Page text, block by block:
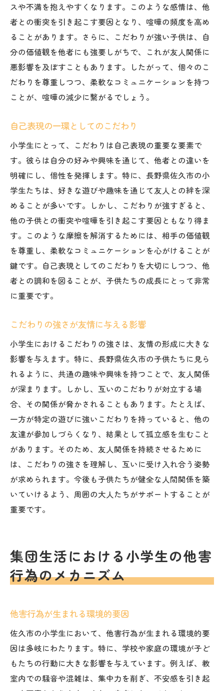
スや不満を抱えやすくなります。このような感情は、他
者との衝突を引き起こす要因となり、喧嘩の頻度を高め
ることがあります。さらに、こだわりが強い子供は、自
分の価値観を他者にも強要しがちで、これが友人関係に
悪影響を及ぼすこともあります。したがって、個々のこ
だわりを尊重しつつ、柔軟なコミュニケーションを持つ
ことが、喧嘩の減少に繋がるでしょう。
自己表現の一環としてのこだわり
小学生にとって、こだわりは自己表現の重要な要素で
す。彼らは自分の好みや興味を通じて、他者との違いを
明確にし、個性を発揮します。特に、長野県佐久市の小
学生たちは、好きな遊びや趣味を通じて友人との絆を深
めることが多いです。しかし、こだわりが強すぎると、
他の子供との衝突や喧嘩を引き起こす要因ともなり得ま
す。このような摩擦を解消するためには、相手の価値観
を尊重し、柔軟なコミュニケーションを心がけることが
鍵です。自己表現としてのこだわりを大切にしつつ、他
者との調和を図ることが、子供たちの成長にとって非常
に重要です。
こだわりの強さが友情に与える影響
小学生におけるこだわりの強さは、友情の形成に大きな
影響を与えます。特に、長野県佐久市の子供たちに見ら
れるように、共通の趣味や興味を持つことで、友人関係
が深まります。しかし、互いのこだわりが対立する場
合、その関係が脅かされることもあります。たとえば、
一方が特定の遊びに強いこだわりを持っていると、他の
友達が参加しづらくなり、結果として孤立感を生むこと
があります。そのため、友人関係を持続させるために
は、こだわりの強さを理解し、互いに受け入れ合う姿勢
が求められます。今後も子供たちが健全な人間関係を築
いていけるよう、周囲の大人たちがサポートすることが
重要です。
集団生活における小学生の他害
行為のメカニズム
他害行為が生まれる環境的要因
佐久市の小学生において、他害行為が生まれる環境的要
因は多岐にわたります。特に、学校や家庭の環境が子ど
もたちの行動に大きな影響を与えています。例えば、教
室内での騒音や混雑は、集中力を削ぎ、不安感を引き起